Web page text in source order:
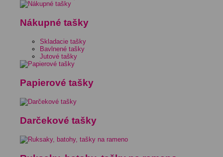
Nákupné tašky
Skladacie tašky
Bavlnené tašky
Jutové tašky
Papierové tašky
Darčekové tašky